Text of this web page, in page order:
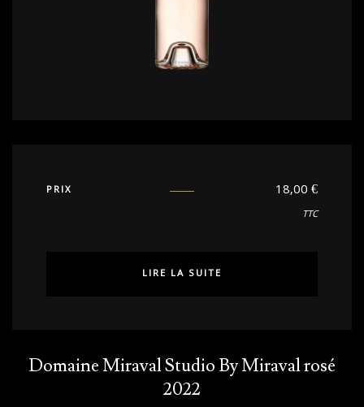
PRIX 18,00€
TTC
LIRE LA SUITE
Domaine Miraval Studio By Miraval rosé
2022